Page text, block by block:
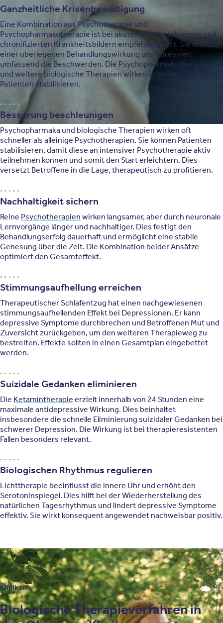
Ganzheitliche Krisenbewältigung
Eine Kombination aus Psychotherapie und
Psychopharmakotherapie ist bei akuten Krisen, schweren und
chronifizierten Krankheitsbildern empfehlenswert. Sie führt zu
einer überlegenen Behandlungswirkung und adressiert
umfassend die Beschwerden. Die Psychopharmakotherapie
und weitere biologische Therapien wirken schneller und können
Patienten stabilisieren.
Besserung beschleunigen
Psychopharmaka und biologische Therapien wirken oft
schneller als alleinige Psychotherapien. Sie können Patienten
stabilisieren, damit diese an intensiver Psychotherapie aktiv
teilnehmen können und somit den Start erleichtern. Dies
versetzt Betroffene in die Lage, therapeutisch zu profitieren.
Nachhaltigkeit sichern
Reine Psychotherapien wirken langsamer, aber durch neuronale
Lernvorgänge länger und nachhaltiger. Dies festigt den
Behandlungserfolg dauerhaft und ermöglicht eine stabile
Genesung über die Zeit. Die Kombination beider Ansätze
optimiert den Gesamteffekt.
Stimmungsaufhellung erreichen
Therapeutischer Schlafentzug hat einen nachgewiesenen
stimmungsaufhellenden Effekt bei Depressionen. Er kann
depressive Symptome durchbrechen und Betroffenen Mut und
Zuversicht zurückgeben, um den weiteren Therapieweg zu
bestreiten. Effekte sollten in einen Gesamtplan eingebettet
werden.
Suizidale Gedanken eliminieren
Die Ketamintherapie erzielt innerhalb von 24 Stunden eine
maximale antidepressive Wirkung. Dies beinhaltet
insbesondere die schnelle Eliminierung suizidaler Gedanken bei
schwerer Depression. Die Wirkung ist bei therapieresistenten
Fällen besonders relevant.
Biologischen Rhythmus regulieren
Lichttherapie beeinflusst die innere Uhr und erhöht den
Serotoninspiegel. Dies hilft bei der Wiederherstellung des
natürlichen Tagesrhythmus und lindert depressive Symptome
effektiv. Sie wirkt konsequent angewendet nachweisbar positiv.
Kliniken
Biologische Therapieverfahren in